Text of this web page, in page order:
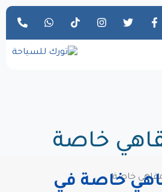
خاصة
10 مقاهي خاصة في